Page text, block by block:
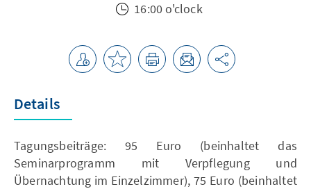
16:00 o'clock
Details
Tagungsbeiträge: 95 Euro (beinhaltet das
Seminarprogramm mit Verpflegung und
Übernachtung im Einzelzimmer), 75 Euro (beinhaltet